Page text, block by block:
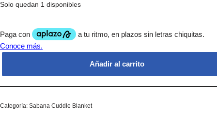
Solo quedan 1 disponibles
Añadir al carrito
Categoría: Sabana Cuddle Blanket